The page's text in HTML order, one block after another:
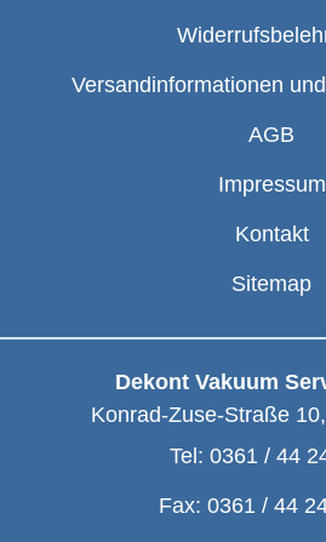
Versandinformationen
AGB
Impressum
Kontakt
Sitemap
Dekont Vakuum
Konrad-Zuse-Straße 10,
Tel: 0361 / 44
Fax: 0361 / 44